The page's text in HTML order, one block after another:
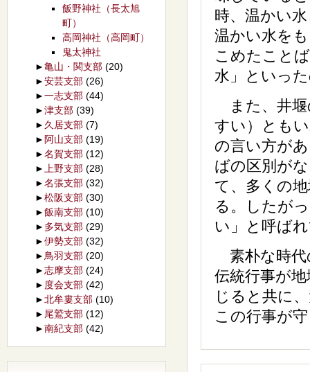
時、温かい
温かい水を
こめたこと
水」といっ
また、井堰
すい）とも
の言い方が
ばの区別が
て、多くの
る。したが
い」と呼ば
素朴な時代
伝統行事が
じると共に
この行事が
飯野神社（長太旭
町）
高岡神社（高岡町）
鬼太神社
►亀山・関支部 (20)
►安芸支部 (26)
►一志支部 (44)
►津支部 (39)
► 久居支部 (7)
► 阿山支部 (19)
►名賀支部 (12)
►
上野支部 (28)
►名張支部 (32)
►松阪支部 (30)
►飯南支部 (10)
► 多気支部 (29)
►伊勢支部 (32)
► 鳥羽支部 (20)
►志摩支部 (24)
► 度会支部 (42)
►北牟婁支部 (10)
► 尾鷲支部 (12)
►南紀支部 (42)